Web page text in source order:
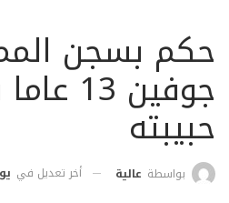
حكم بسجن
جوفين
حبيبته
بواسطة عالية أخر تعديل في